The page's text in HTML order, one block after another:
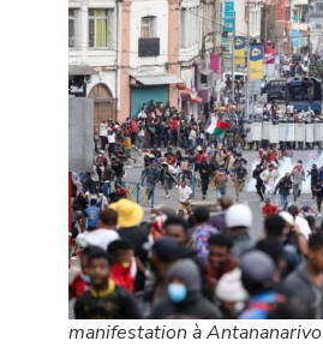
manifestation à Antananarivo